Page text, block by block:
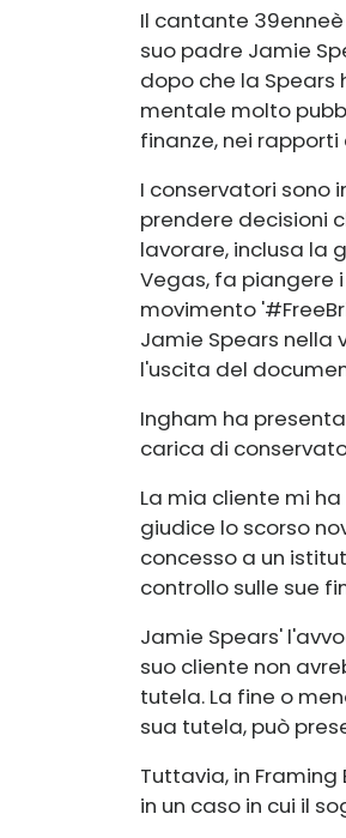
Il cantante 39enne
suo padre Jamie
dopo che la
mentale molto
finanze, nei
I conservatori sono
prendere decisioni
lavorare, inclusa la
Vegas, fa piangere
movimento
Jamie Spears
l'uscita del
Ingham ha
carica di
La mia cliente mi
giudice lo scorso
concesso a un
controllo sulle sue
Jamie Spears'
suo cliente non
tutela. La fine o
sua tutela, può
Tuttavia, in
in un caso in cui il